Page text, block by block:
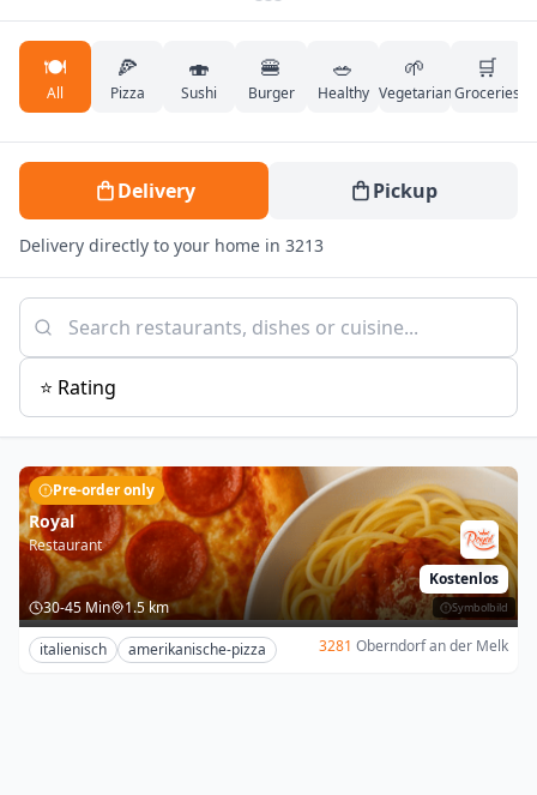
Kategori bannerları. Ok tuşları ile gezinebilir, Enter veya
🍽️
All
🍕
Pizza
🍣
Sushi
🍔
Burger
🥗
Healthy
🌱
Vegetarian
🛒
Groceries
Delivery Pickup
Delivery directly to your home in 3213
Symbolbild
Royal
Restaurant
Kostenlos
30-45 Min
1.5 km
Pre-order only
italienisch amerikanische-pizza 3281 Oberndorf an der Melk